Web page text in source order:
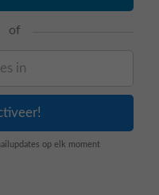
of
op elk moment